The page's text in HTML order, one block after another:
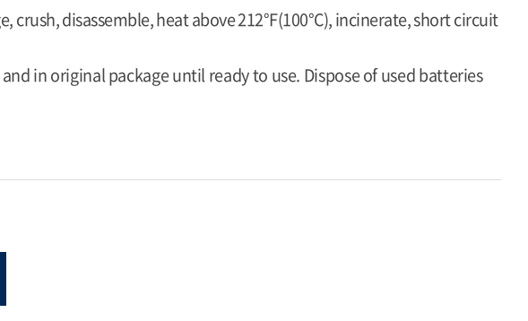
crush, disassemble, heat above 212°F(100°C), incinerate, short circuit
in original package until ready to use. Dispose of used batteries